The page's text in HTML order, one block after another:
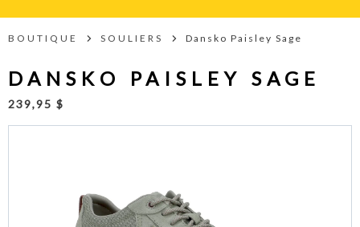
BOUTIQUE SOULIERS Dansko Paisley Sage
DANSKO PAISLEY SAGE
239,95 $